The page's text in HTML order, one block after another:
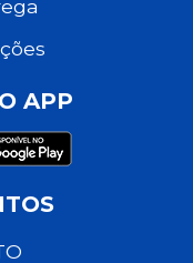
APP